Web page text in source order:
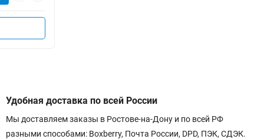
Удобная доставка по всей России
Мы доставляем заказы в Ростове-на-Дону и по всей РФ
разными способами: Boxberry, Почта России, DPD, ПЭК, СДЭК.